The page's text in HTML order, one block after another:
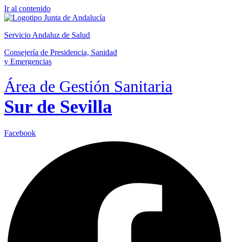
Ir al contenido
Servicio Andaluz de Salud
Consejería de Presidencia, Sanidad
y Emergencias
Área de Gestión Sanitaria
Sur de Sevilla
Facebook